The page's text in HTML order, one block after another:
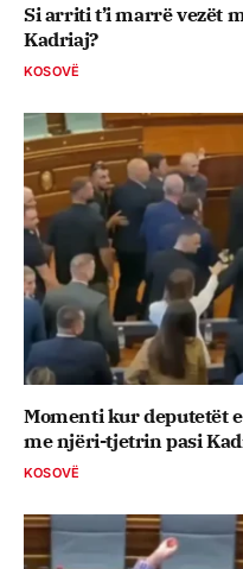
Si arriti t’i marrë vezët
Kadriaj?
KOSOVË
Momenti kur deputetët
me njëri-tjetrin pasi
KOSOVË